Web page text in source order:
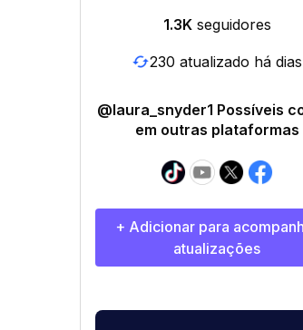
1.3K seguidores
230 atualizado há dias
@laura_snyder1 Possíveis
em outras plataformas
+ Adicionar para
atualizações